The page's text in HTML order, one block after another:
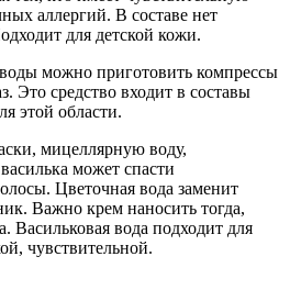
аллергий. В составе нет
для детской кожи.
можно приготовить компрессы
Это средство входит в составы
этой области.
мицеллярную воду,
может спасти
Цветочная вода заменит
Важно крем наносить тогда,
Васильковая вода подходит для
чувствительной.